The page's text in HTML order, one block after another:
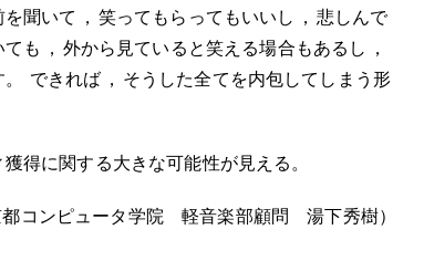
を聞いて ， 笑ってもらってもいいし ， 悲しんで
も ， 外から見ていると笑える場合もあるし ，
。 できれば ， そうした全てを内包してしまう形
得に関する大きな可能性が見える 。
都コンピュータ学院 軽音楽部顧問 湯下秀樹）